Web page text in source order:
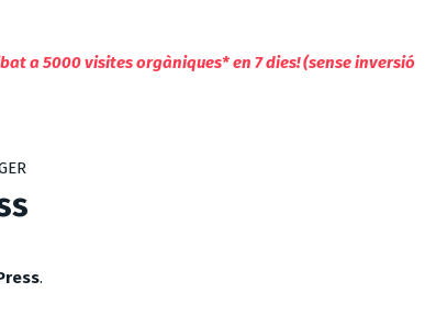
a 5000 visites orgàniques* en 7 dies! (sense inversió
.